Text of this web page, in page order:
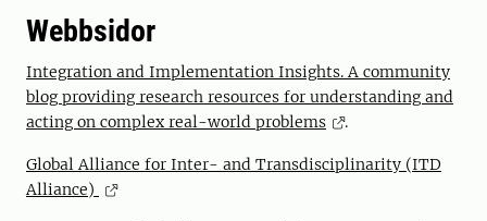
Webbsidor
Integration and Implementation Insights. A community
blog providing research resources for understanding and
acting on complex real-world problems
.
Global Alliance for Inter- and Transdisciplinarity (ITD
Alliance)